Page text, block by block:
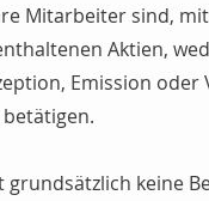
Mitarbeiter sind,
Aktien,
Emission
grundsätzlich keine